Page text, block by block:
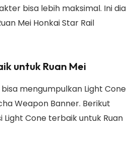
bisa lebih maksimal. Ini dia
Mei Honkai Star Rail
untuk Ruan Mei
mengumpulkan Light Cone
Weapon Banner. Berikut
Cone terbaik untuk Ruan